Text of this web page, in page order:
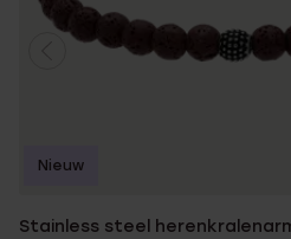
Stainless steel
Nieuw